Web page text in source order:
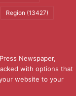
Region (13427)
Newspaper,
with options that
website to your